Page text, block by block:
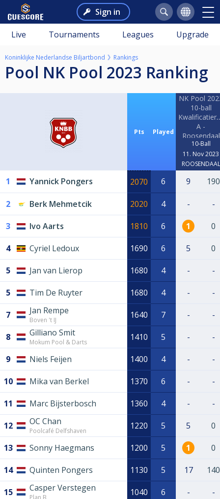
Sign in
Live Tournaments Leagues Upgrade
Koninklijke Nederlandse Biljartbond Rankings
Pool NK Pool 2023 Ranking
Pts Played
NK Pool
10-ball
A -
Roosendaal
10-Ball
11. Nov 2023
ROOSENDAAL
1 Yannick Pongers 2070 6 9 190
2 Berk Mehmetcik 2020 4 - -
3 Ivo Aarts 1810 6 1 0
4 Cyriel Ledoux 1690 6 5 0
5 Jan van Lierop 1680 4 - -
5 Tim De Ruyter 1680 4 - -
7 Jan Rempe
Boven 't IJ 1640 7 - -
8 Gilliano Smit
Mokum Pool & Darts 1410 5 - -
9 Niels Feijen 1400 4 - -
10 Mika van Berkel 1370 6 - -
11 Marc Bijsterbosch 1360 4 - -
12 OC Chan
Poolcafé Delfshaven 1220 5 5 0
13 Sonny Haegmans 1200 5 1 0
14 Quinten Pongers 1130 5 17 140
15 Casper Verstegen 1040 6 - -